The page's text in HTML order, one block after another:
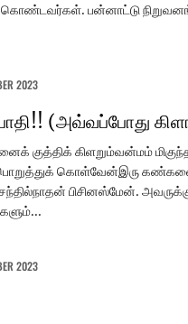
கொண்டவர்கள். பன்னாட்டு
2023
(அவ்வப்போது
குத்திக் கிளறும்வன்மம்
கொள்வேன்இரு
பிசினஸ்மேன்.
2023